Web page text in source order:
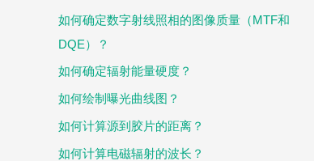
如何确定数字射线照相的图像质量（MTF和
DQE）？
如何确定辐射能量硬度？
如何绘制曝光曲线图？
如何计算源到胶片的距离？
如何计算电磁辐射的波长？